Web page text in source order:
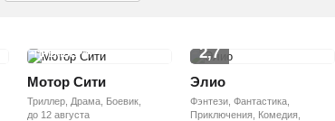
ПРЕМЬЕРА
Мотор Сити
Триллер, Драма, Боевик,
до 12 августа
2,7
Элио
Фэнтези, Фантастика,
Приключения, Комедия,